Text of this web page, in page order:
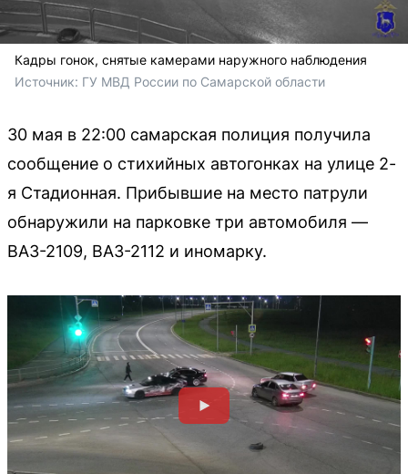
Кадры гонок, снятые камерами наружного наблюдения
Источник: ГУ МВД России по Самарской области
30 мая в 22:00 самарская полиция получила
сообщение о стихийных автогонках на улице 2-
я Стадионная. Прибывшие на место патрули
обнаружили на парковке три автомобиля —
ВАЗ-2109, ВАЗ-2112 и иномарку.